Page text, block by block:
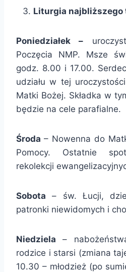
Liturgia najbliższego
Poniedziałek –
Poczęcia NMP. Msze
godz. 8.00 i 17.00.
udziału w tej
Matki Bożej. Składka w
będzie na cele parafialne.
Środa – Nowenna do
Pomocy. Ostatnie
rekolekcji
Sobota – św. Łucji,
patronki niewidomych i
Niedziela –
rodzice i starsi (zmiana
10.30 – młodzież (po